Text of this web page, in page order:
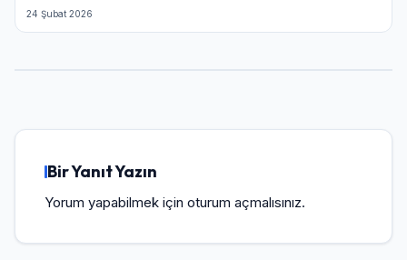
24 Şubat 2026
Bir Yanıt Yazın
Yorum yapabilmek için oturum açmalısınız.